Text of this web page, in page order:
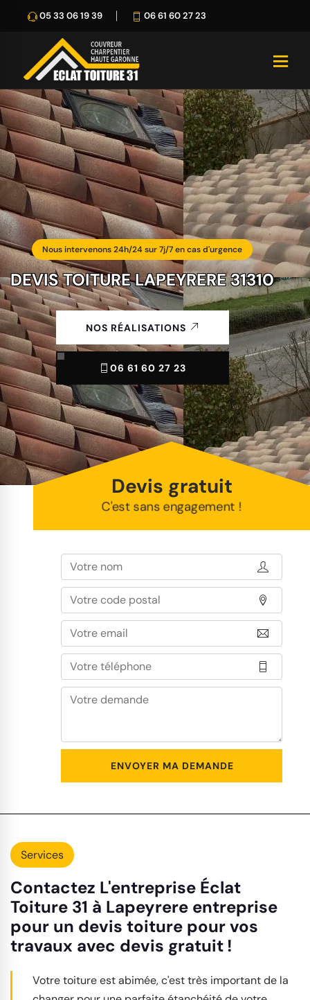
05 33 06 19 39 06 61 60 27 23
Nous intervenons 24h/24 sur 7j/7 en cas d'urgence
DEVIS TOITURE LAPEYRERE 31310
NOS RÉALISATIONS
06 61 60 27 23
Devis gratuit
C'est sans engagement !
Services
Contactez L'entreprise Éclat
Toiture 31 à Lapeyrere entreprise
pour un devis toiture pour vos
travaux avec devis gratuit !
Votre toiture est abimée, c'est très important de la